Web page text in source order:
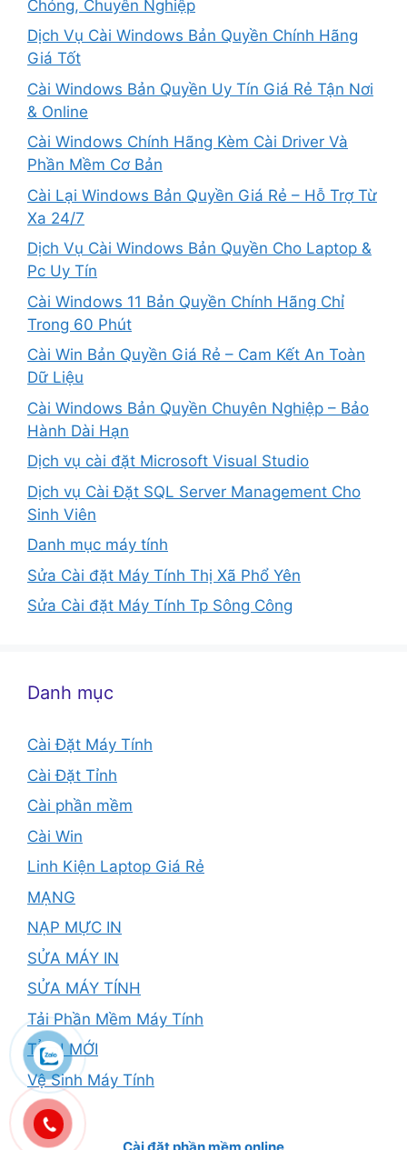
Chóng, Chuyên Nghiệp
Dịch Vụ Cài Windows Bản Quyền Chính Hãng
Giá Tốt
Cài Windows Bản Quyền Uy Tín Giá Rẻ Tận Nơi
& Online
Cài Windows Chính Hãng Kèm Cài Driver Và
Phần Mềm Cơ Bản
Cài Lại Windows Bản Quyền Giá Rẻ – Hỗ Trợ Từ
Xa 24/7
Dịch Vụ Cài Windows Bản Quyền Cho Laptop &
Pc Uy Tín
Cài Windows 11 Bản Quyền Chính Hãng Chỉ
Trong 60 Phút
Cài Win Bản Quyền Giá Rẻ – Cam Kết An Toàn
Dữ Liệu
Cài Windows Bản Quyền Chuyên Nghiệp – Bảo
Hành Dài Hạn
Dịch vụ cài đặt Microsoft Visual Studio
Dịch vụ Cài Đặt SQL Server Management Cho
Sinh Viên
Danh mục máy tính
Sửa Cài đặt Máy Tính Thị Xã Phổ Yên
Sửa Cài đặt Máy Tính Tp Sông Công
Danh mục
Cài Đặt Máy Tính
Cài Đặt Tỉnh
Cài phần mềm
Cài Win
Linh Kiện Laptop Giá Rẻ
MẠNG
NẠP MỰC IN
SỬA MÁY IN
SỬA MÁY TÍNH
Tải Phần Mềm Máy Tính
TỈNH MỚI
Vệ Sinh Máy Tính
Cài đặt phần mềm online